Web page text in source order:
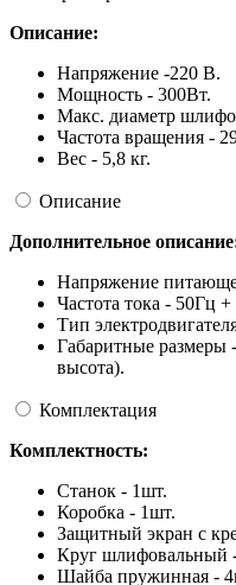
Описание:
Напряжение -220 В.
Мощность - 300Вт.
Макс. диаметр
Частота вращения -
Вес - 5,8 кг.
Описание
Дополнительное
Напряжение
Частота тока - 50Гц +
Тип
Габаритные
высота).
Комплектация
Комплектность:
Станок - 1шт.
Коробка - 1шт.
Защитный экран с
Круг шлифовальный
Шайба пружинная -